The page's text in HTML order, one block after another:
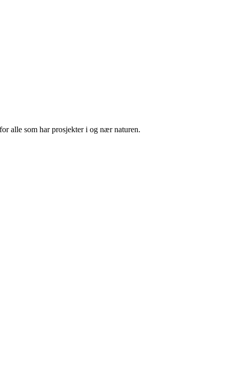
alle som har prosjekter i og nær naturen.